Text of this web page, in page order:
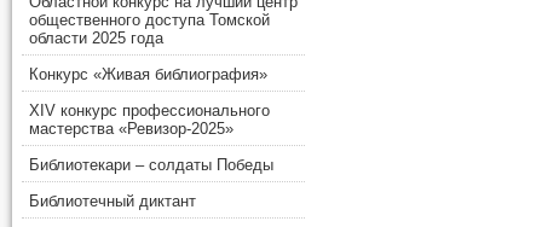
общественного доступа Томской
области 2025 года
Конкурс «Живая библиография»
XIV конкурс профессионального
мастерства «Ревизор-2025»
Библиотекари – солдаты Победы
Библиотечный диктант